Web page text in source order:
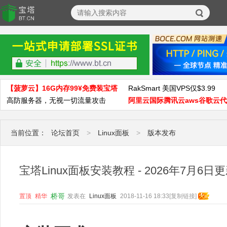
【菠萝云】16G内存99¥免费装宝塔
RakSmart 美国VPS仅$3.99
高防服务器，无视一切流量攻击
阿里云国际腾讯云aws谷歌云
当前位置： 论坛首页 > Linux面板 > 版本发布
宝塔Linux面板安装教程 - 2026年7月6日
置顶 精华 桥哥 发表在 Linux面板 2018-11-16 18:33 [复制链接]